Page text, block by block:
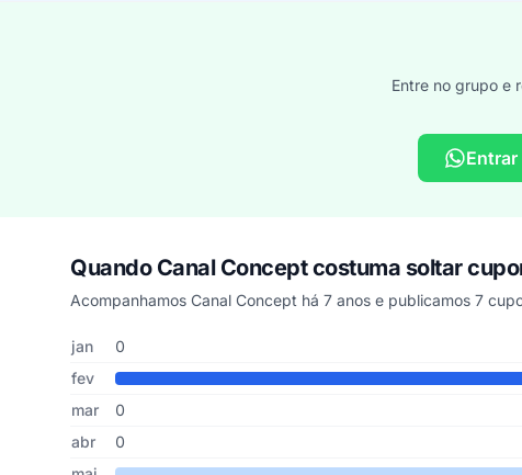
Entre no grupo e
Quando Canal Concept costuma soltar
Acompanhamos Canal Concept há 7 anos e publicamos 7
Cupons de Canal Concept publicados por mês, somando os
Mês Cupons publicados
jan
0
fev
mar
0
abr
0